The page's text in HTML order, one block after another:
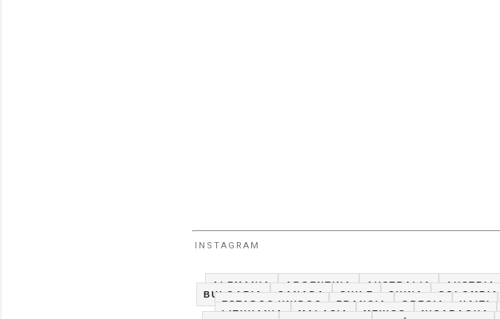
INSTAGRAM
ALEMANIA ARGENTINA AUSTRALIA AUSTRIA
BULGARIA
CANADA CHILE CHINA COLOMBIA
ESTADOS UNIDOS
FRANCIA GRECIA HAITI
LITHUANIA
MALASIA MEXICO NICARAGUA